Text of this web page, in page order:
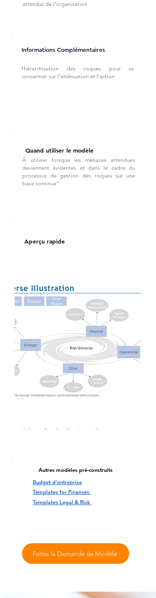
attendus de l’organisation
Informations Complémentaires
Hiérarchisation des risques pour se
concentrer sur l’atténuation et l’action
Quand utiliser le modèle
À utiliser lorsque les menaces attendues
deviennent évidentes et dans le cadre du
processus de gestion des risques sur une
base continue"
Aperçu rapide
Autres modèles pré-construits
Budget d'entreprise
Templates for Finances
Templates Legal & Risk
Faites la Demande de Modèle